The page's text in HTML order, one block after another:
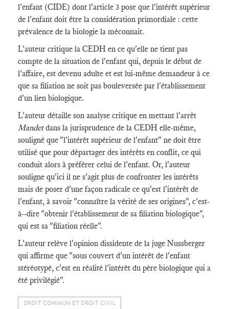
l'enfant (CIDE) dont l'article 3 pose que l'intérêt supérieur
de l'enfant doit être la considération primordiale : cette
prévalence de la biologie la méconnait.
L'auteur critique la CEDH en ce qu'elle ne tient pas
compte de la situation de l'enfant qui, depuis le début de
l'affaire, est devenu adulte et est lui-même demandeur à ce
que sa filiation ne soit pas bouleversée par l'établissement
d'un lien biologique.
L'auteur détaille son analyse critique en mettant l'arrêt
Mandetdans la jurisprudence de la CEDH elle-même,
souligné que "l'intérêt supérieur de l'enfant" ne doit être
utilisé que pour départager des intérêts en conflit, ce qui
conduit alors à préférer celui de l'enfant. Or, l'auteur
souligne qu'ici il ne s'agit plus de confronter les intérêts
mais de poser d'une façon radicale ce qu'est l'intérêt de
l'enfant, à savoir "connaître la vérité de ses origines", c'est-
à--dire "obtenir l'établissement de sa filiation biologique",
qui est sa "filiation réelle".
L'auteur relève l'opinion dissidente de la juge Nussberger
qui affirme que "sous couvert d'un intérêt de l'enfant
stéréotypé, c'est en réalité l'intérêt du père biologique qui a
été privilégié".
DROIT COMMUN ET DROIT CIVIL